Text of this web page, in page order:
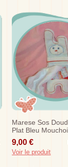
Marese Sos
Plat Bleu
9,00 €
Voir le produit